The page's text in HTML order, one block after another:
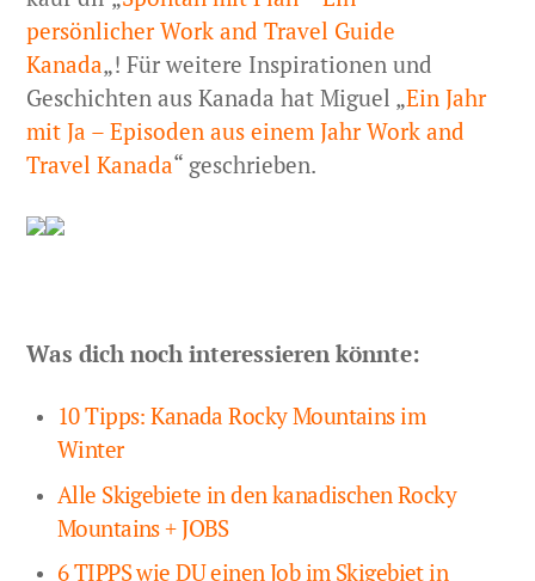
persönlicher Work and Travel Guide
Kanada„! Für weitere Inspirationen und
Geschichten aus Kanada hat Miguel „Ein Jahr
mit Ja – Episoden aus einem Jahr Work and
Travel Kanada“ geschrieben.
Was dich noch interessieren könnte:
10 Tipps: Kanada Rocky Mountains im
Winter
Alle Skigebiete in den kanadischen Rocky
Mountains + JOBS
6 TIPPS wie DU einen Job im Skigebiet in